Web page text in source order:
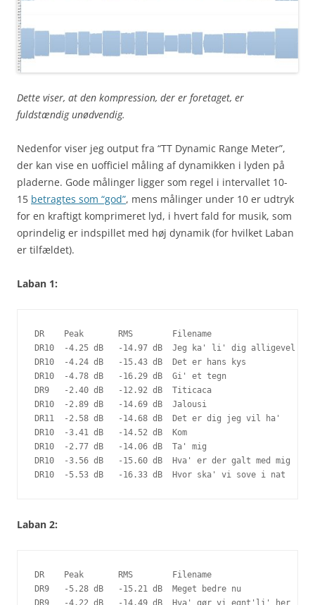
Dette viser, at den kompression, der er foretaget, er
fuldstændig unødvendig.
Nedenfor viser jeg output fra “TT Dynamic Range Meter”,
der kan vise en uofficiel måling af dynamikken i lyden på
pladerne. Gode målinger ligger som regel i intervallet 10-
15 betragtes som “god”, mens målinger under 10 er udtryk
for en kraftigt komprimeret lyd, i hvert fald for musik, som
oprindelig er indspillet med høj dynamik (for hvilket Laban
er tilfældet).
Laban 1:
DR    Peak       RMS        Filename
DR10  -4.25 dB   -14.97 dB  Jeg ka' li' dig alligevel
DR10  -4.24 dB   -15.43 dB  Det er hans kys
DR10  -4.78 dB   -16.29 dB  Gi' et tegn
DR9   -2.40 dB   -12.92 dB  Titicaca
DR10  -2.89 dB   -14.69 dB  Jalousi
DR11  -2.58 dB   -14.68 dB  Det er dig jeg vil ha'
DR10  -3.41 dB   -14.52 dB  Kom
DR10  -2.77 dB   -14.06 dB  Ta' mig
DR10  -3.56 dB   -15.60 dB  Hva' er der galt med mig
DR10  -5.53 dB   -16.33 dB  Hvor ska' vi sove i nat
Laban 2:
DR    Peak       RMS        Filename
DR9   -5.28 dB   -15.21 dB  Meget bedre nu
DR9   -4.22 dB   -14.49 dB  Hva' gør vi egnt'li' her